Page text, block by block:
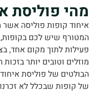
פוליסת
קופות פוליסה אשר
שיש לכם בקופות,
לתוך מקום אחד, בצורה
וטובים יותר בזכות
של פוליסת איחוד
שבכלל לא זכרנו,